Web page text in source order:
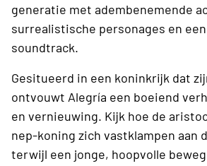
generatie met adembenemende
surrealistische personages en
soundtrack.
Gesitueerd in een koninkrijk dat
ontvouwt Alegría een boeiend
en vernieuwing. Kijk hoe de
nep-koning zich vastklampen aan
terwijl een jonge, hoopvolle